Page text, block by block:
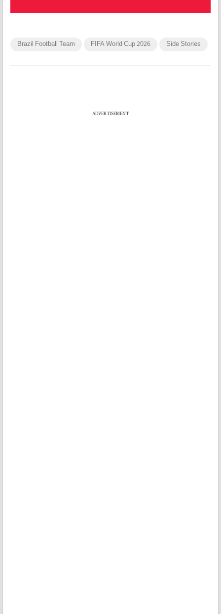
Brazil Football Team FIFA World Cup 2026 Side Stories
ADVERTISEMENT